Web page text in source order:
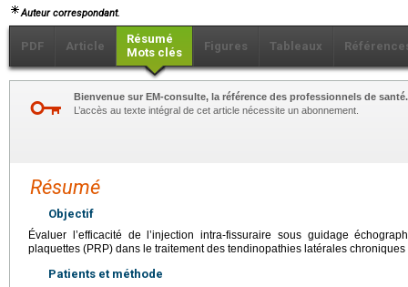
Auteur correspondant.
PDF Article
Résumé
Mots clés
Figures Tableaux
Bienvenue sur EM-consulte, la référence des professionnels de santé.
L’accès au texte intégral de cet article nécessite un abonnement.
Résumé
Objectif
Évaluer l’efficacité de l’injection intra-fissuraire sous guidage
plaquettes (PRP) dans le traitement des tendinopathies latérales
Patients et méthode